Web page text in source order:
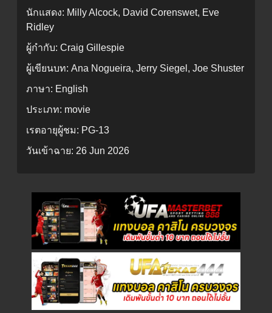
นักแสดง: Milly Alcock, David Corenswet, Eve
Ridley
ผู้กำกับ: Craig Gillespie
ผู้เขียนบท: Ana Nogueira, Jerry Siegel, Joe Shuster
ภาษา: English
ประเภท: movie
เรตอายุผู้ชม: PG-13
วันเข้าฉาย: 26 Jun 2026